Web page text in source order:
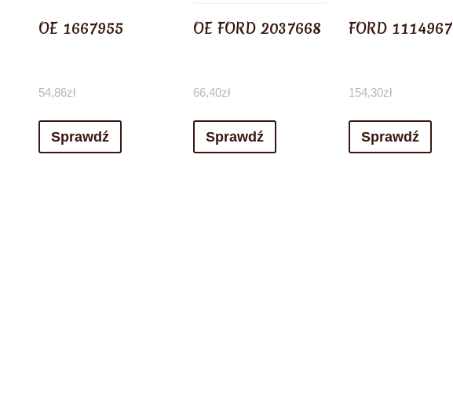
OE 1667955
54,86zł
Sprawdź
OE FORD 2037668
66,40zł
Sprawdź
FORD 1114967
154,30zł
Sprawdź